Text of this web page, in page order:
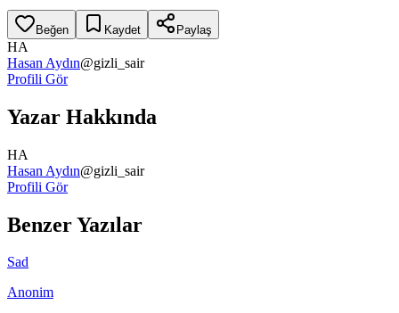
Beğen Kaydet Paylaş
HA
Hasan Aydın@gizli_sair
Profili Gör
Yazar Hakkında
HA
Hasan Aydın@gizli_sair
Profili Gör
Benzer Yazılar
Sad
Anonim